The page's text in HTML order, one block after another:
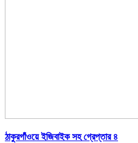
ঠাকুরগাঁওয়ে ইজিবাইক সহ গ্রেপ্তার ৪